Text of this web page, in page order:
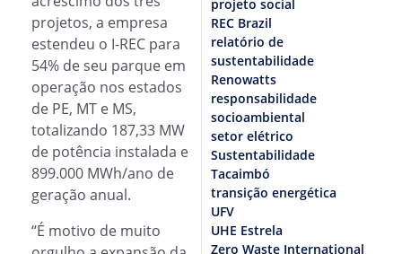
projetos, a empresa
estendeu o I-REC para
54% de seu parque em
operação nos estados
de PE, MT e MS,
totalizando 187,33 MW
de potência instalada e
899.000 MWh/ano de
geração anual.
“É motivo de muito
projeto social
REC Brazil
relatório de
sustentabilidade
Renowatts
responsabilidade
socioambiental
setor elétrico
Sustentabilidade
Tacaimbó
transição energética
UFV
UHE Estrela
Zero Waste International